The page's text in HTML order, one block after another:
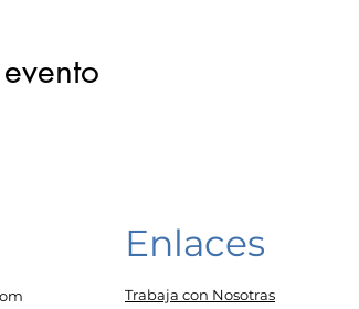
Enlaces
Trabaja con Nosotras